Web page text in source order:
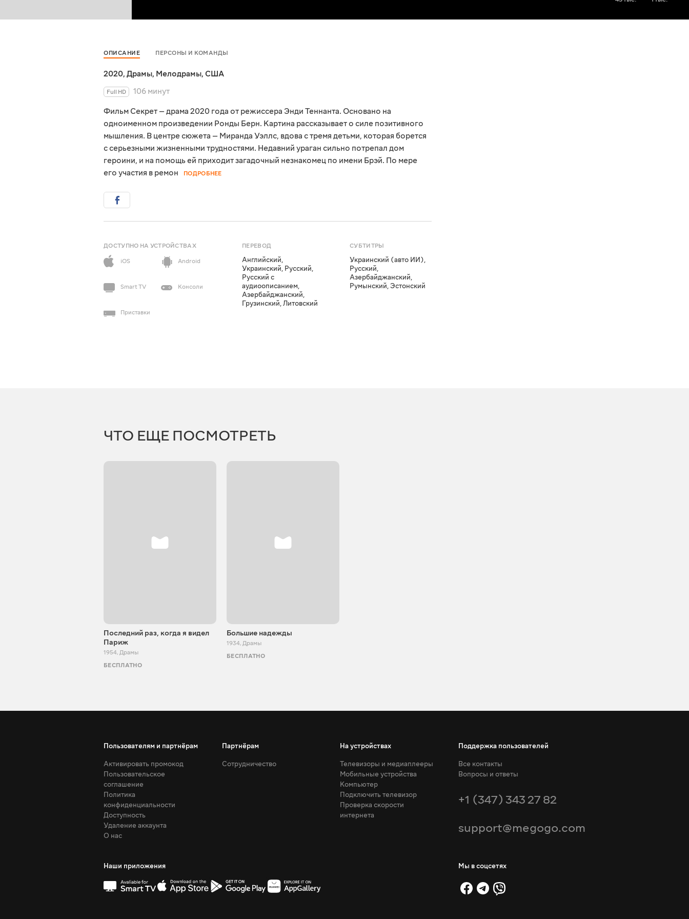
ОПИСАНИЕ ПЕРСОНЫ И КОМАНДЫ
2020, Драмы, Мелодрамы, США
Full HD
106 минут
Фильм Секрет — драма 2020 года от режиссера Энди Теннанта. Основано на
одноименном произведении Ронды Берн. Картина рассказывает о силе позитивного
мышления. В центре сюжета — Миранда Уэллс, вдова с тремя детьми, которая борется
с серьезными жизненными трудностями. Недавний ураган сильно потрепал дом
героини, и на помощь ей приходит загадочный незнакомец по имени Брэй. По мере
его участия в ремон
ПОДРОБНЕЕ
ДОСТУПНО НА УСТРОЙСТВАХ
iOS
Android
Smart TV Консоли
Приставки
ПЕРЕВОД
Английский,
Украинский, Русский,
Русский с
аудиоописанием,
Азербайджанский,
Грузинский,Литовский
СУБТИТРЫ
Украинский (авто ИИ),
Русский,
Азербайджанский,
Румынский,Эстонский
ЧТО ЕЩЕ ПОСМОТРЕТЬ
Последний раз, когда я видел
Париж
1954, Драмы
БЕСПЛАТНО
Большие надежды
1934, Драмы
БЕСПЛАТНО
Пользователям и партнёрам
Активировать промокод
Пользовательское
соглашение
Политика
конфиденциальности
Доступность
Удаление аккаунта
О нас
Партнёрам
Сотрудничество
На устройствах
Телевизоры и медиаплееры
Мобильные устройства
Компьютер
Подключить телевизор
Проверка скорости
интернета
Поддержка пользователей
Все контакты
Вопросы и ответы
+1 (347) 343 27 82
support@megogo.com
Наши приложения Мы в соцсетях